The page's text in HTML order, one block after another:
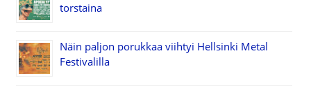
torstaina
Näin paljon porukkaa viihtyi Hellsinki Metal
Festivalilla